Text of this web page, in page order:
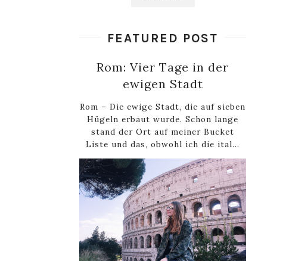
FEATURED POST
Rom: Vier Tage in der
ewigen Stadt
Rom – Die ewige Stadt, die auf sieben
Hügeln erbaut wurde. Schon lange
stand der Ort auf meiner Bucket
Liste und das, obwohl ich die ital...